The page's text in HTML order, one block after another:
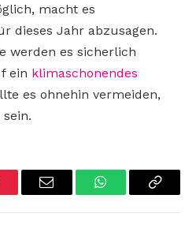
macht es
dieses Jahr abzusagen.
werden es sicherlich
ein klimaschonendes
es ohnehin vermeiden,
Email WhatsAppCopy